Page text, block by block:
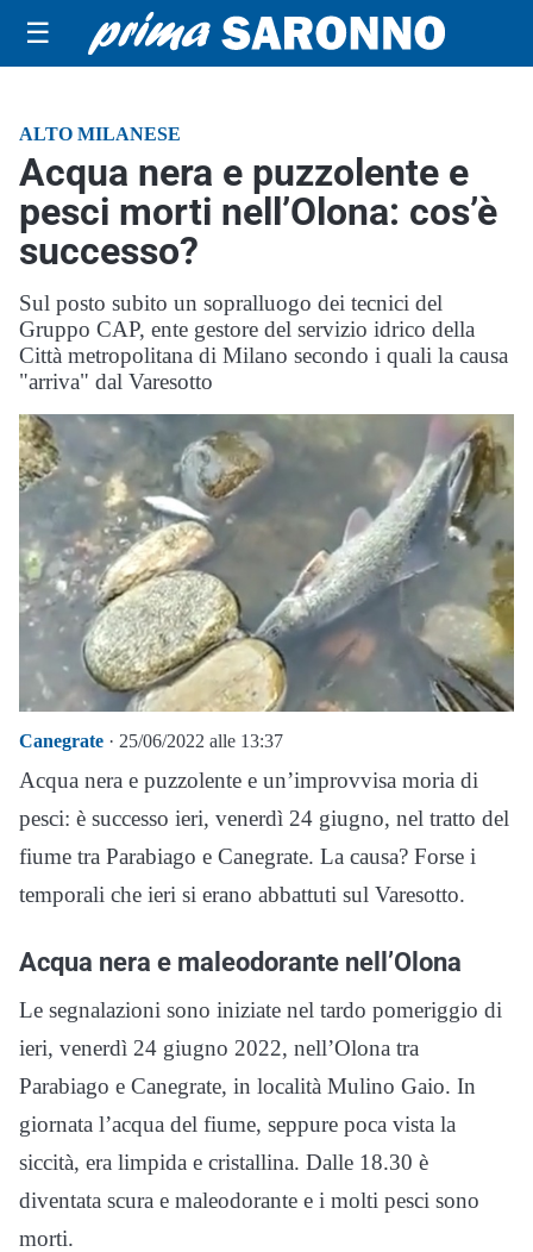
☰
ALTO MILANESE
Acqua nera e puzzolente e
pesci morti nell’Olona: cos’è
successo?
Sul posto subito un sopralluogo dei tecnici del
Gruppo CAP, ente gestore del servizio idrico della
Città metropolitana di Milano secondo i quali la causa
"arriva" dal Varesotto
Canegrate · 25/06/2022 alle 13:37
Acqua nera e puzzolente e un’improvvisa moria di
pesci: è successo ieri, venerdì 24 giugno, nel tratto del
fiume tra Parabiago e Canegrate. La causa? Forse i
temporali che ieri si erano abbattuti sul Varesotto.
Acqua nera e maleodorante nell’Olona
Le segnalazioni sono iniziate nel tardo pomeriggio di
ieri, venerdì 24 giugno 2022, nell’Olona tra
Parabiago e Canegrate, in località Mulino Gaio. In
giornata l’acqua del fiume, seppure poca vista la
siccità, era limpida e cristallina. Dalle 18.30 è
diventata scura e maleodorante e i molti pesci sono
morti.